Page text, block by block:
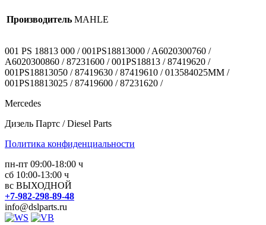
Производитель MAHLE
001 PS 18813 000 / 001PS18813000 / A6020300760 /
A6020300860 / 87231600 / 001PS18813 / 87419620 /
001PS18813050 / 87419630 / 87419610 / 013584025MM /
001PS18813025 / 87419600 / 87231620 /
Mercedes
Дизель Партс / Diesel Parts
Политика конфиденциальности
пн-пт 09:00-18:00 ч
сб 10:00-13:00 ч
вс ВЫХОДНОЙ
+7-982-298-89-48
info@dslparts.ru